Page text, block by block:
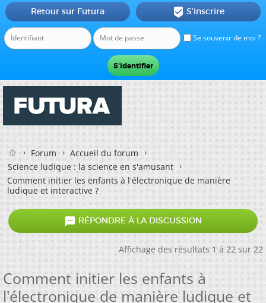
Se souvenir de moi ?
Retour sur Futura  S'inscrire
Forum
Accueil du forum
Science ludique : la science en s'amusant
Comment initier les enfants à l'électronique de manière
ludique et interactive ?
 RÉPONDRE À LA DISCUSSION
Affichage des résultats 1 à 22 sur 22
Comment initier les enfants à
l'électronique de manière ludique et